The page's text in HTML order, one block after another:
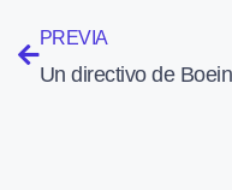
PREVIA